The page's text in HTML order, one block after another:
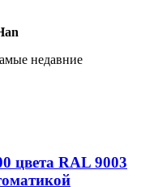
недавние
цвета RAL 9003